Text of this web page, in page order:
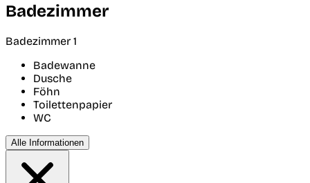
Badezimmer
Badezimmer 1
Badewanne
Dusche
Föhn
Toilettenpapier
WC
Alle Informationen